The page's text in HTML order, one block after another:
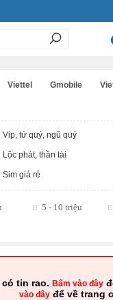
Viettel Gmobile
Vip, tứ quý, ngũ quý
Lộc phát, thần tài
Sim giá rẻ
5 - 10 triệu
tin rao. Bấm vào đây
vào đây để về trang